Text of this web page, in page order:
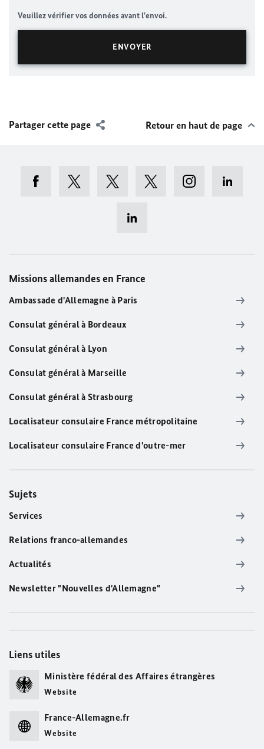
Veuillez vérifier vos données avant l'envoi.
Partager cette page Retour en haut de page
Missions allemandes en France
Ambassade d'Allemagne à Paris
Consulat général à Bordeaux
Consulat général à Lyon
Consulat général à Marseille
Consulat général à Strasbourg
Localisateur consulaire France métropolitaine
Localisateur consulaire France d'outre-mer
Sujets
Services
Relations franco-allemandes
Actualités
Newsletter "Nouvelles d'Allemagne"
Liens utiles
Ministère fédéral des Affaires étrangères
Website
France-Allemagne.fr
Website